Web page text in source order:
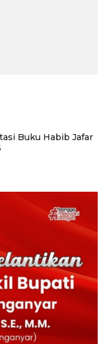
Buku Habib Jafar